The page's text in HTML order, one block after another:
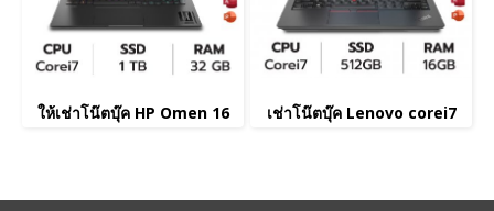
ให้เช่าโน๊ตบุ๊ค HP Omen 16 เช่าโน๊ตบุ๊ค Lenovo corei7